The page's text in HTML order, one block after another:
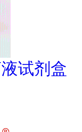
试剂盒